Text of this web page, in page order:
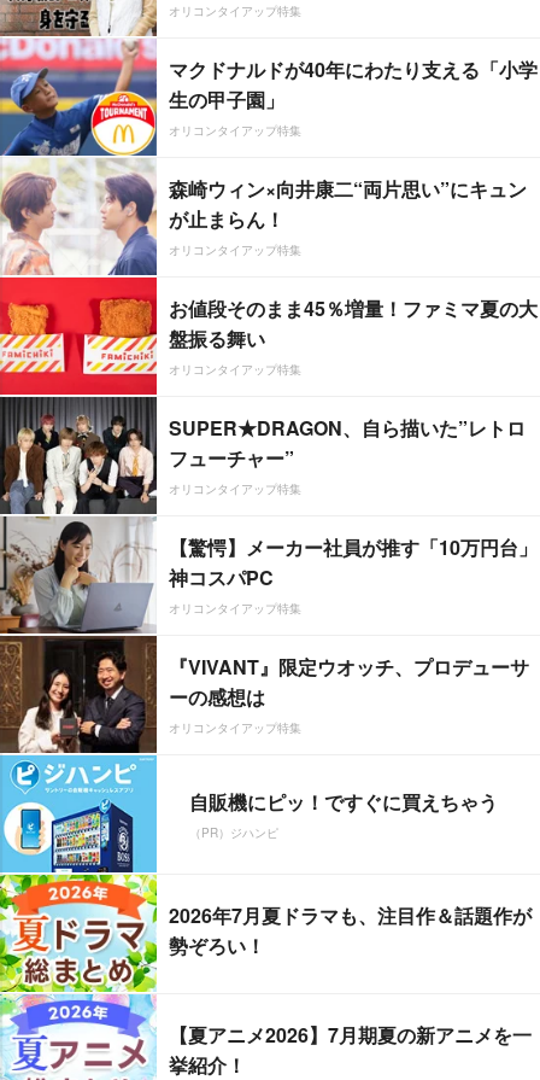
オリコンタイアップ特集
マクドナルドが40年にわたり支える「小学
生の甲子園」
オリコンタイアップ特集
森崎ウィン×向井康二“両片思い”にキュン
が止まらん！
オリコンタイアップ特集
お値段そのまま45％増量！ファミマ夏の大
盤振る舞い
オリコンタイアップ特集
SUPER★DRAGON、自ら描いた”レトロ
フューチャー”
オリコンタイアップ特集
【驚愕】メーカー社員が推す「10万円台」
神コスパPC
オリコンタイアップ特集
『VIVANT』限定ウオッチ、プロデューサ
ーの感想は
オリコンタイアップ特集
自販機にピッ！ですぐに買えちゃう
（PR）ジハンピ
2026年7月夏ドラマも、注目作＆話題作が
勢ぞろい！
【夏アニメ2026】7月期夏の新アニメを一
挙紹介！